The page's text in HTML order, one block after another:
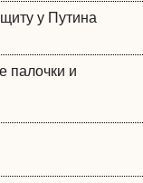
у Путина
палочки и